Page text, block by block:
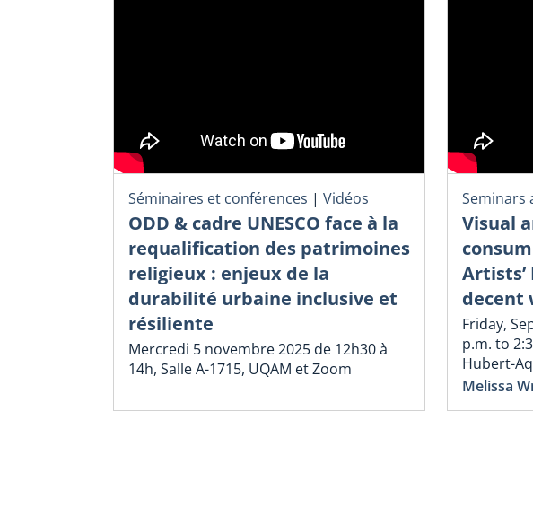
Séminaires et conférences | Vidéos
ODD & cadre UNESCO face à la
requalification des patrimoines
religieux : enjeux de la
durabilité urbaine inclusive et
résiliente
Mercredi 5 novembre 2025 de 12h30 à
14h, Salle A-1715, UQAM et Zoom
Seminars
Visual
Artists’
decent
Friday,
p.m. to
Hubert-
Melissa